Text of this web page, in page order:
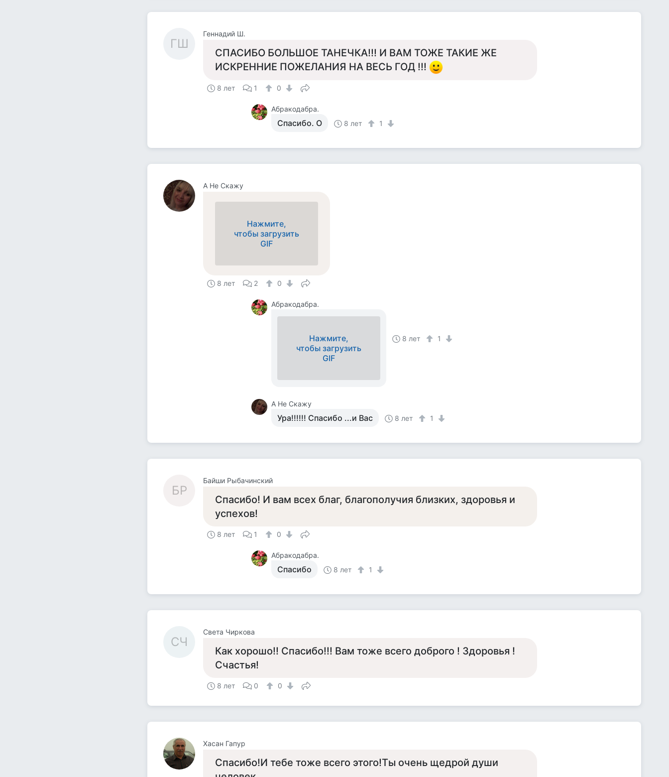
ГШ
Геннадий Ш.
СПАСИБО БОЛЬШОЕ ТАНЕЧКА!!! И ВАМ ТОЖЕ ТАКИЕ ЖЕ
ИСКРЕННИЕ ПОЖЕЛАНИЯ НА ВЕСЬ ГОД !!!
8 лет 1 0
Абракодабра.
Спасибо. О 8 лет 1
А Не Скажу
Нажмите,
чтобы загрузить
GIF
8 лет 2 0
Абракодабра.
Нажмите,
чтобы загрузить
GIF
8 лет 1
А Не Скажу
Ура!!!!!! Спасибо ...и Вас 8 лет 1
БР
Байши Рыбачинский
Спасибо! И вам всех благ, благополучия близких, здоровья и
успехов!
8 лет 1 0
Абракодабра.
Спасибо 8 лет 1
СЧ
Света Чиркова
Как хорошо!! Спасибо!!! Вам тоже всего доброго ! Здоровья !
Счастья!
8 лет 0 0
Хасан Гапур
Спасибо!И тебе тоже всего этого!Ты очень щедрой души